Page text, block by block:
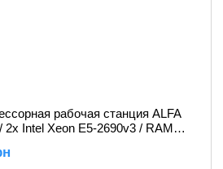
рабочая станция ALFA
2x Intel Xeon E5-2690v3 / RAM